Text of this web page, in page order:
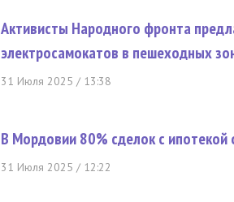
Активисты Народного фронта
электросамокатов в пешеходных
31 Июля 2025 / 13:38
В Мордовии 80% сделок с
31 Июля 2025 / 12:22